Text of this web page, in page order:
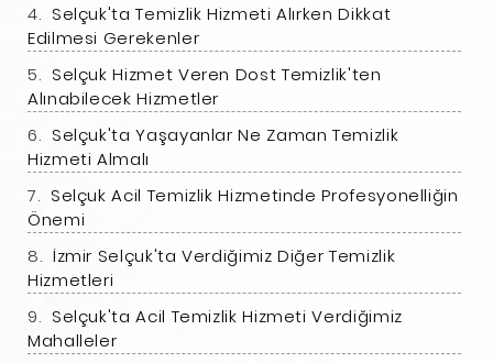
Selçuk'ta Temizlik Hizmeti Alırken Dikkat
Edilmesi Gerekenler
Selçuk Hizmet Veren Dost Temizlik'ten
Alınabilecek Hizmetler
Selçuk'ta Yaşayanlar Ne Zaman Temizlik
Hizmeti Almalı
Selçuk Acil Temizlik Hizmetinde Profesyonelliğin
Önemi
İzmir Selçuk'ta Verdiğimiz Diğer Temizlik
Hizmetleri
Selçuk'ta Acil Temizlik Hizmeti Verdiğimiz
Mahalleler